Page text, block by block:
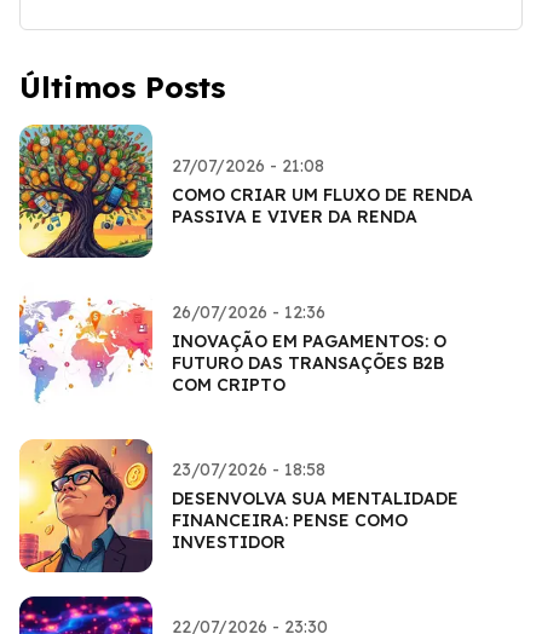
Últimos Posts
27/07/2026 - 21:08
COMO CRIAR UM FLUXO DE RENDA
PASSIVA E VIVER DA RENDA
26/07/2026 - 12:36
INOVAÇÃO EM PAGAMENTOS: O
FUTURO DAS TRANSAÇÕES B2B
COM CRIPTO
23/07/2026 - 18:58
DESENVOLVA SUA MENTALIDADE
FINANCEIRA: PENSE COMO
INVESTIDOR
22/07/2026 - 23:30